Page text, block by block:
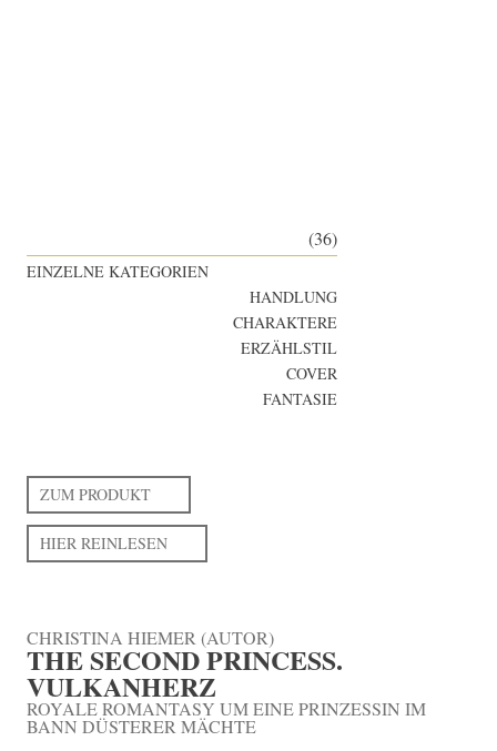
(36)
EINZELNE KATEGORIEN
HANDLUNG
CHARAKTERE
ERZÄHLSTIL
COVER
FANTASIE
ZUM PRODUKT
HIER REINLESEN
CHRISTINA HIEMER (AUTOR)
THE SECOND PRINCESS.
VULKANHERZ
ROYALE ROMANTASY UM EINE PRINZESSIN IM
BANN DÜSTERER MÄCHTE